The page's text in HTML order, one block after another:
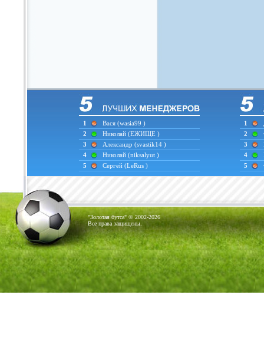
1 Вася (wasia99 )
2
Николай (ЕЖИЩЕ )
3
Александр (svastik14 )
4
Николай (niksalyut )
5
Сергей (LeRus )
1
2
3
4
5
"Золотая бутса" © 2002-2026
Все права защищены.